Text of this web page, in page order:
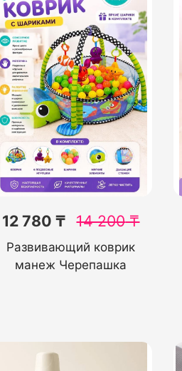
12 780 ₸ 14 200₸
Развивающий коврик
манеж Черепашка